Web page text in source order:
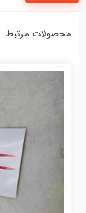
محصولات مرتبط